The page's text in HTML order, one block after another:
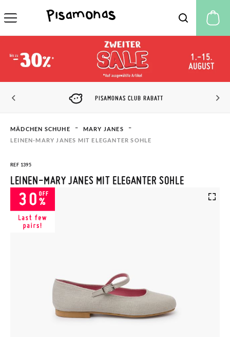
PISAMONAS CLUB RABATT
MÄDCHEN SCHUHE
MARY JANES
LEINEN-MARY JANES MIT ELEGANTER SOHLE
REF 1395
LEINEN-MARY JANES MIT ELEGANTER SOHLE